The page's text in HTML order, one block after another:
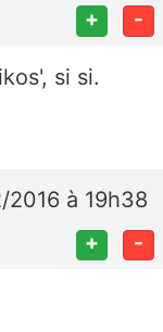
+ -
si si.
2016 à 19h38
+ -